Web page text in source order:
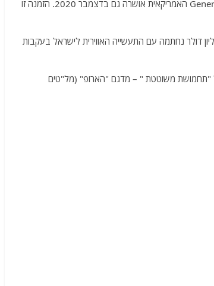
רכישת ארבעה מל"טים מסוג MQ-9B SeaGuardian מחברת General Atomics האמריקאית אושרה גם בדצמבר 2020. הזמנה זו
גם שמה לה למטרה להפוך ליצרנית מל"טים. עסקה בהיקף של 22 מיליון דולר נחתמה עם התעשייה האווירית לישראל בעקבות
של "תחמושת משוטטת " – מדגם "הארופ" (מל"טים